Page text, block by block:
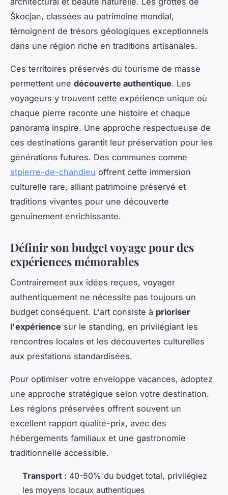
Škocjan, classées au patrimoine mondial,
témoignent de trésors géologiques exceptionnels
dans une région riche en traditions artisanales.
Ces territoires préservés du tourisme de masse
permettent une découverte authentique. Les
voyageurs y trouvent cette expérience unique où
chaque pierre raconte une histoire et chaque
panorama inspire. Une approche respectueuse de
ces destinations garantit leur préservation pour les
générations futures. Des communes comme
stpierre-de-chandieu offrent cette immersion
culturelle rare, alliant patrimoine préservé et
traditions vivantes pour une découverte
genuinement enrichissante.
Définir son budget voyage pour des
expériences mémorables
Contrairement aux idées reçues, voyager
authentiquement ne nécessite pas toujours un
budget conséquent. L'art consiste à prioriser
l'expérience sur le standing, en privilégiant les
rencontres locales et les découvertes culturelles
aux prestations standardisées.
Pour optimiser votre enveloppe vacances, adoptez
une approche stratégique selon votre destination.
Les régions préservées offrent souvent un
excellent rapport qualité-prix, avec des
hébergements familiaux et une gastronomie
traditionnelle accessible.
Transport : 40-50% du budget total, privilégiez
les moyens locaux authentiques